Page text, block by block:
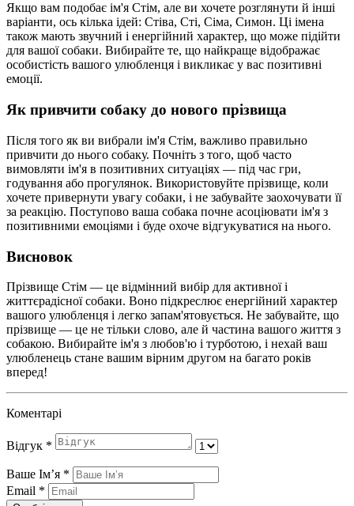
Якщо вам подобає ім'я Стім, але ви хочете розглянути й інші
варіанти, ось кілька ідей: Стіва, Сті, Сіма, Симон. Ці імена
також мають звучний і енергійний характер, що може підійти
для вашої собаки. Вибирайте те, що найкраще відображає
особистість вашого улюбленця і викликає у вас позитивні
емоції.
Як привчити собаку до нового прізвища
Після того як ви вибрали ім'я Стім, важливо правильно
привчити до нього собаку. Почніть з того, щоб часто
вимовляти ім'я в позитивних ситуаціях — під час гри,
годування або прогулянок. Використовуйте прізвище, коли
хочете привернути увагу собаки, і не забувайте заохочувати її
за реакцію. Поступово ваша собака почне асоціювати ім'я з
позитивними емоціями і буде охоче відгукуватися на нього.
Висновок
Прізвище Стім — це відмінний вибір для активної і
життєрадісної собаки. Воно підкреслює енергійний характер
вашого улюбленця і легко запам'ятовується. Не забувайте, що
прізвище — це не тільки слово, але й частина вашого життя з
собакою. Вибирайте ім'я з любов'ю і турботою, і нехай ваш
улюбленець стане вашим вірним другом на багато років
вперед!
Коментарі
Відгук *
Ваше Імʼя *
Email *